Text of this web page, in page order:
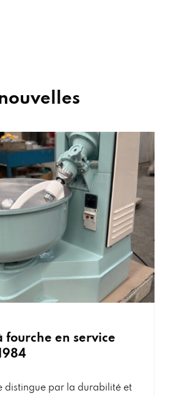
fourche en service
distingue par la durabilité et